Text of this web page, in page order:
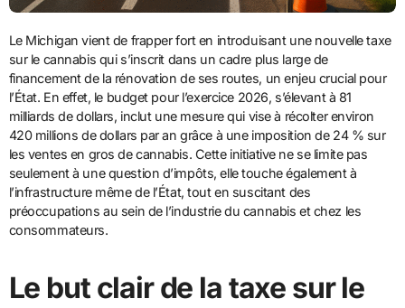
Le Michigan vient de frapper fort en introduisant une nouvelle taxe
sur le cannabis qui s’inscrit dans un cadre plus large de
financement de la rénovation de ses routes, un enjeu crucial pour
l’État. En effet, le budget pour l’exercice 2026, s’élevant à 81
milliards de dollars, inclut une mesure qui vise à récolter environ
420 millions de dollars par an grâce à une imposition de 24 % sur
les ventes en gros de cannabis. Cette initiative ne se limite pas
seulement à une question d’impôts, elle touche également à
l’infrastructure même de l’État, tout en suscitant des
préoccupations au sein de l’industrie du cannabis et chez les
consommateurs.
Le but clair de la taxe sur le